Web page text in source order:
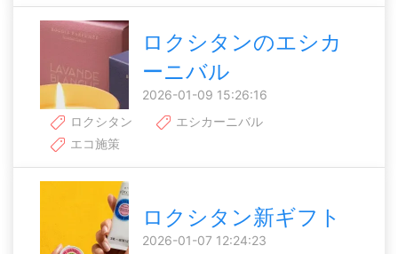
ロクシタンのエシカ
ーニバル
2026-01-09 15:26:16
ロクシタン
エシカーニバル
エコ施策
ロクシタン新ギフト
2026-01-07 12:24:23